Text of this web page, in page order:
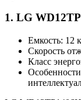
1. LG
Емкость: 12
Скорость
Класс